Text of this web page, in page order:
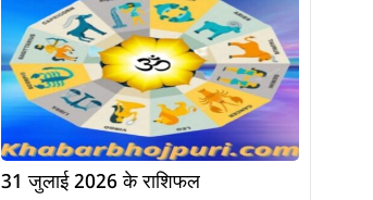
31 जुलाई 2026 के राशिफल